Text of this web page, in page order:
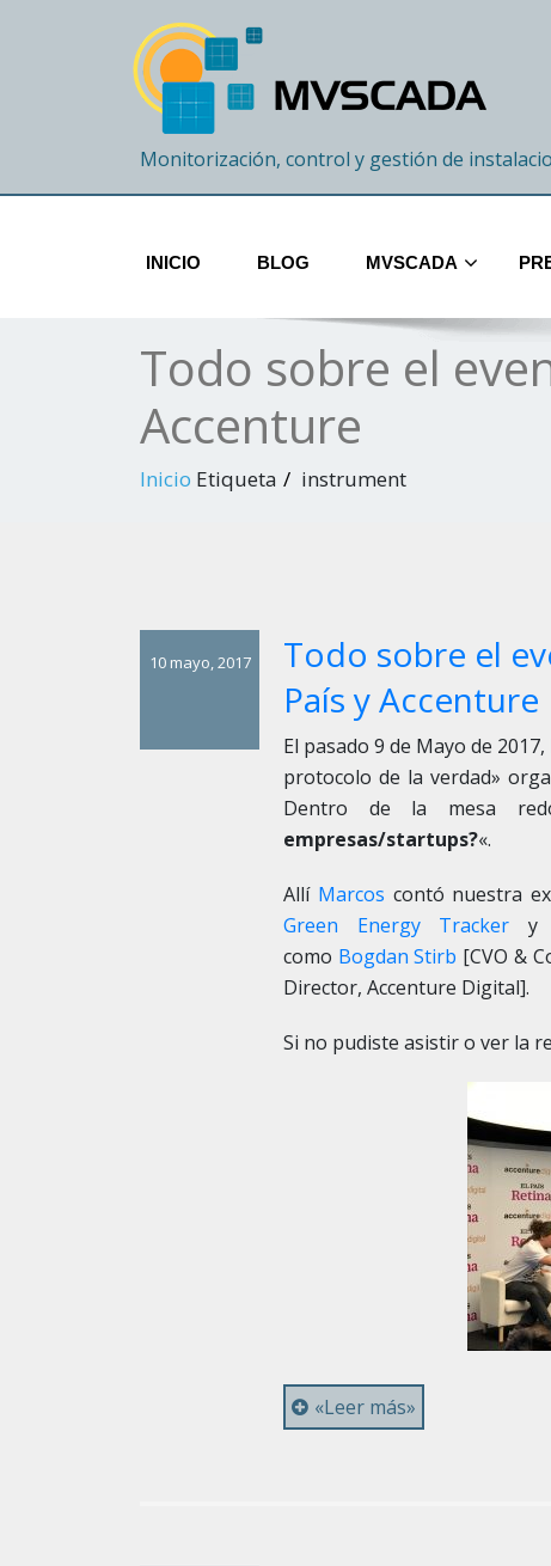
Monitorización, control y gestión de
INICIO BLOG MVSCADA
Todo sobre el
Accenture
Inicio Etiqueta instrument
10 mayo, 2017
Todo sobre el
País y Accenture
El pasado 9 de Mayo de 2017,
protocolo de la verdad»
Dentro de la mesa
empresas/startups?«.
Allí Marcos contó nuestra
Green Energy Tracker y
como Bogdan Stirb [CVO &
Director, Accenture Digital].
Si no pudiste asistir o ver la
«Leer más»